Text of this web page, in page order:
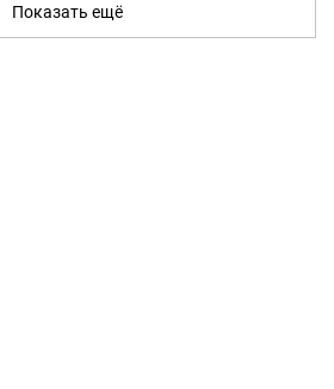
Показать ещё